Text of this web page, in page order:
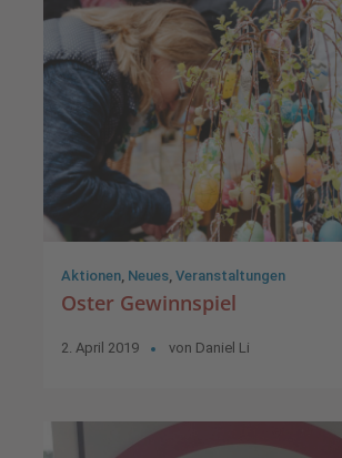
Aktionen, Neues, Veranstaltungen
Oster Gewinnspiel
2. April 2019 von Daniel Li